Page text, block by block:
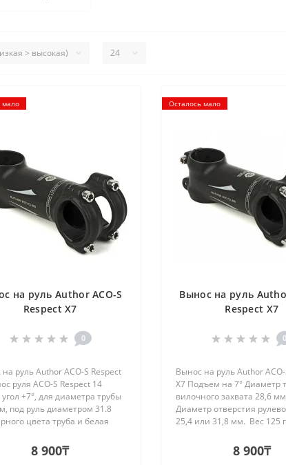
мало
на руль Author ACO-S
Respect X7
0
руль Author ACO-S Respect
руля ACO-S Respect 14
+7°, для диаметра трубы
под руль диаметром 31.8
цвета труба и белая
материал - алюминий
Длинна выноса :80 ..
8 900₸
Осталось мало
Вынос на руль
Respect X7
0
Вынос на руль Author
X7 Подъем на 7° Диаметр
вилочного захвата 28,6
Диаметр отверстия
25,4 или 31,8 мм. Вес 125
8 900₸